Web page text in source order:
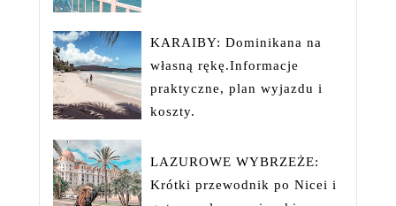
KARAIBY: Dominikana na
własną rękę.Informacje
praktyczne, plan wyjazdu i
koszty.
LAZUROWE WYBRZEŻE:
Krótki przewodnik po Nicei i